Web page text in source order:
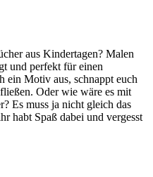
aus Kindertagen? Malen
und perfekt für einen
ein Motiv aus, schnappt euch
Oder wie wäre es mit
Es muss ja nicht gleich das
habt Spaß dabei und vergesst